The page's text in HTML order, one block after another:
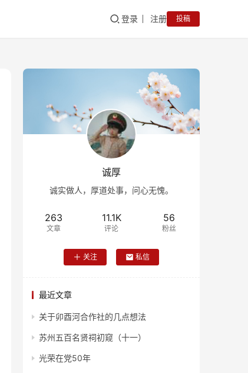
登录 注册 投稿
诚厚
诚实做人，厚道处事，问心无愧。
263
文章
11.1K
评论
56
粉丝
关注 私信
最近文章
关于卯酉河合作社的几点想法
苏州五百名贤祠初窥（十一）
光荣在党50年